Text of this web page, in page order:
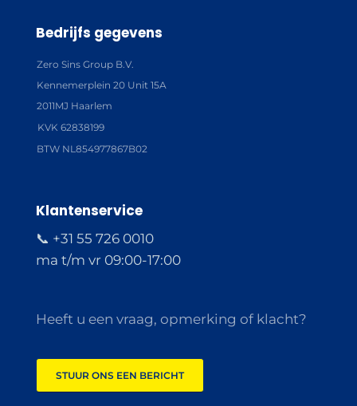
Bedrijfs gegevens
Zero Sins Group B.V.
Kennemerplein 20 Unit 15A
2011MJ Haarlem
KVK 62838199
BTW NL854977867B02
Klantenservice
📞 +31 55 726 0010
ma t/m vr 09:00-17:00
Heeft u een vraag, opmerking of klacht?
STUUR ONS EEN BERICHT